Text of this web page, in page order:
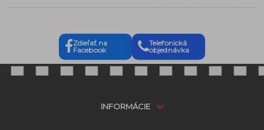
Zdieľať na
Facebook
Telefonická
objednávka
INFORMÁCIE